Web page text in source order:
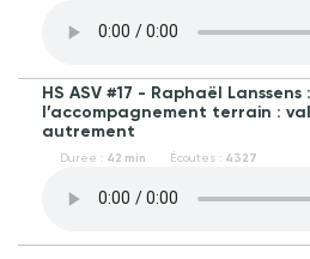
HS ASV #17 - Raphaël Lanssens
l’accompagnement terrain :
autrement
Durée : 42 min Écoutes : 4327